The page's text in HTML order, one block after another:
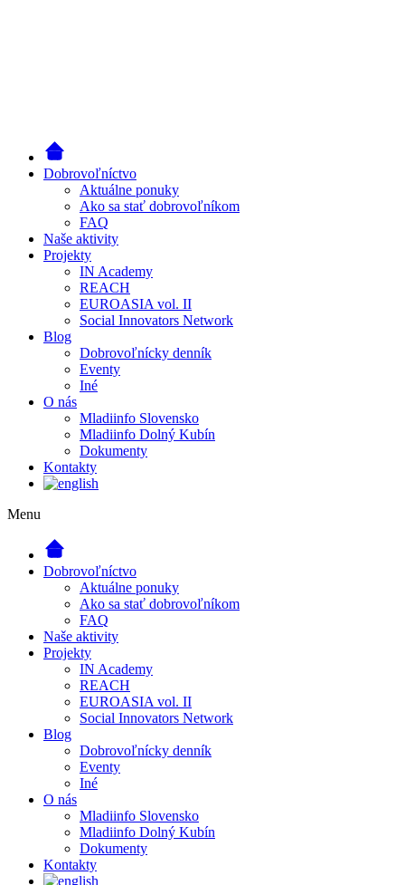
Dobrovoľníctvo
Aktuálne ponuky
Ako sa stať dobrovoľníkom
FAQ
Naše aktivity
Projekty
IN Academy
REACH
EUROASIA vol. II
Social Innovators Network
Blog
Dobrovoľnícky denník
Eventy
Iné
O nás
Mladiinfo Slovensko
Mladiinfo Dolný Kubín
Dokumenty
Kontakty
Menu
Dobrovoľníctvo
Aktuálne ponuky
Ako sa stať dobrovoľníkom
FAQ
Naše aktivity
Projekty
IN Academy
REACH
EUROASIA vol. II
Social Innovators Network
Blog
Dobrovoľnícky denník
Eventy
Iné
O nás
Mladiinfo Slovensko
Mladiinfo Dolný Kubín
Dokumenty
Kontakty